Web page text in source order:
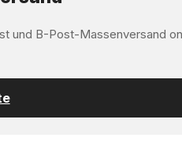
und B-Post-Massenversand